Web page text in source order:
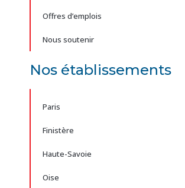
Offres d’emplois
Nous soutenir
Nos établissements
Paris
Finistère
Haute-Savoie
Oise